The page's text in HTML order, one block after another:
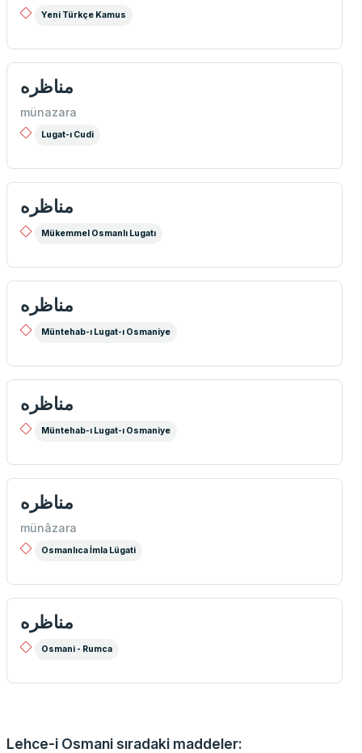
Yeni Türkçe Kamus
مناظره
münazara
Lugat-ı Cudi
مناظره
Mükemmel Osmanlı Lugatı
مناظره
Müntehab-ı Lugat-ı Osmaniye
مناظره
Müntehab-ı Lugat-ı Osmaniye
مناظره
münâzara
Osmanlıca İmla Lügati
مناظره
Osmani - Rumca
Lehce-i Osmani sıradaki maddeler: